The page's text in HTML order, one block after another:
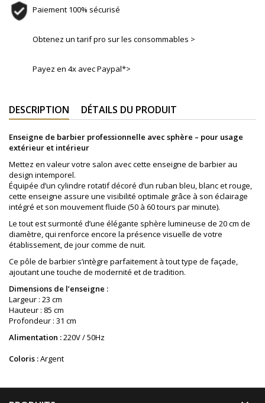
Paiement 100% sécurisé
Obtenez un tarif pro sur les consommables >
Payez en 4x avec Paypal*>
DESCRIPTION DÉTAILS DU PRODUIT
Enseigne de barbier professionnelle avec sphère – pour usage
extérieur et intérieur
Mettez en valeur votre salon avec cette enseigne de barbier au
design intemporel.
Équipée d’un cylindre rotatif décoré d’un ruban bleu, blanc et rouge,
cette enseigne assure une visibilité optimale grâce à son éclairage
intégré et son mouvement fluide (50 à 60 tours par minute).
Le tout est surmonté d’une élégante sphère lumineuse de 20 cm de
diamètre, qui renforce encore la présence visuelle de votre
établissement, de jour comme de nuit.
Ce pôle de barbier s’intègre parfaitement à tout type de façade,
ajoutant une touche de modernité et de tradition.
Dimensions de l’enseigne :
Largeur : 23 cm
Hauteur : 85 cm
Profondeur : 31 cm
Alimentation :220V / 50Hz
Coloris :Argent